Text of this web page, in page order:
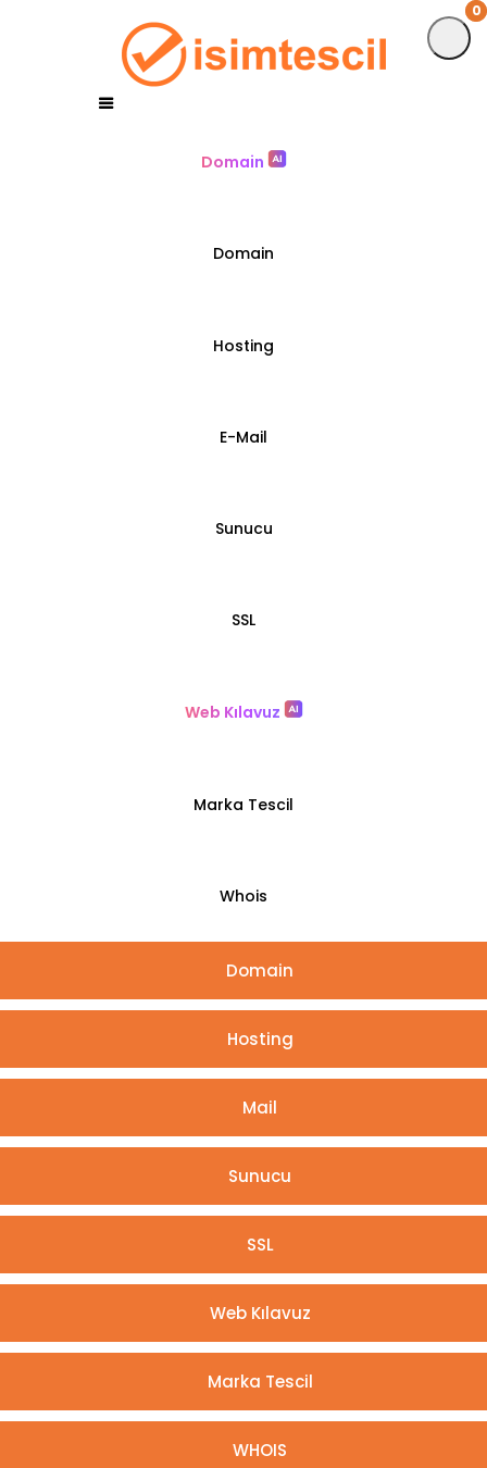
0
Domain
Domain
Hosting
E-Mail
Sunucu
SSL
Web Kılavuz
Marka Tescil
Whois
Domain
Hosting
Mail
Sunucu
SSL
Web Kılavuz
Marka Tescil
WHOIS
0